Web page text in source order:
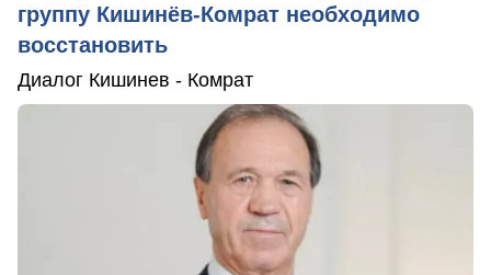
группу Кишинёв-Комрат необходимо
восстановить
Диалог Кишинев - Комрат